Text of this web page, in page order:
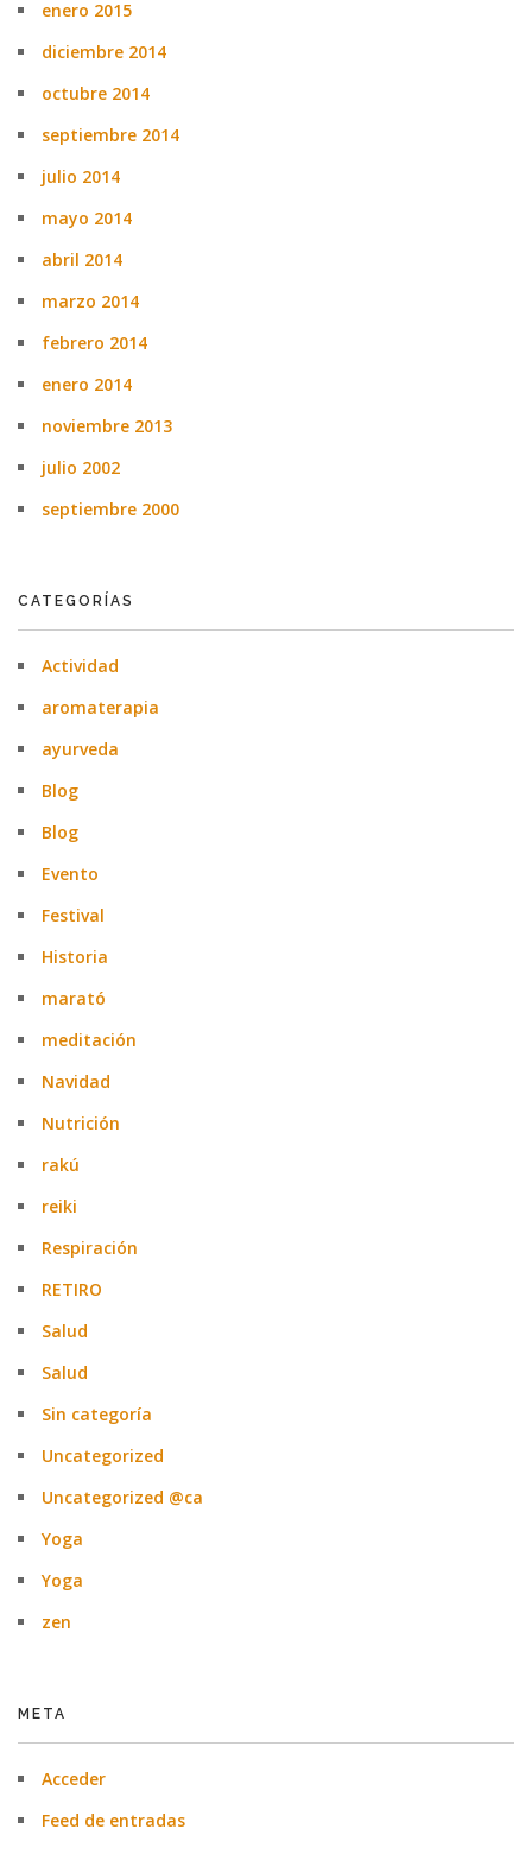
enero 2015
diciembre 2014
octubre 2014
septiembre 2014
julio 2014
mayo 2014
abril 2014
marzo 2014
febrero 2014
enero 2014
noviembre 2013
julio 2002
septiembre 2000
CATEGORÍAS
Actividad
aromaterapia
ayurveda
Blog
Blog
Evento
Festival
Historia
marató
meditación
Navidad
Nutrición
rakú
reiki
Respiración
RETIRO
Salud
Salud
Sin categoría
Uncategorized
Uncategorized @ca
Yoga
Yoga
zen
META
Acceder
Feed de entradas